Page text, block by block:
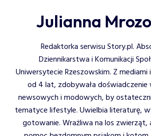
Julianna
Redaktorka serwisu Story.pl.
Dziennikarstwa i Komunikacji
Uniwersytecie Rzeszowskim. Z mediami
od 4 lat, zdobywała doświadczenie
newsowych i modowych, by
tematyce lifestyle. Uwielbia literaturę,
gotowanie. Wrażliwa na los zwierząt,